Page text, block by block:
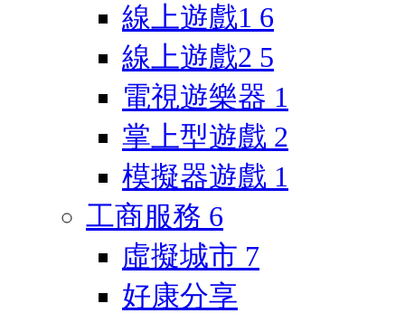
線上遊戲1 6
線上遊戲2 5
電視遊樂器 1
掌上型遊戲 2
模擬器遊戲 1
工商服務 6
虛擬城市 7
好康分享